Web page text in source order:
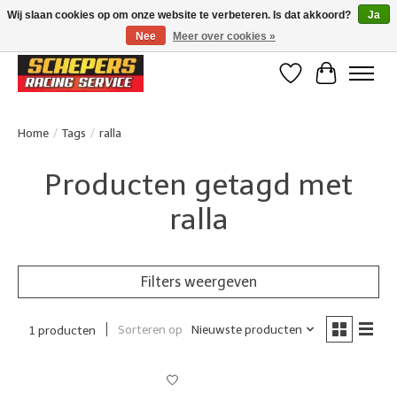
Klanten beoordelen ons met een 4,8/5 op Google reviews
Verlanglijst
Home / Tags / ralla
Producten getagd met
ralla
Filters weergeven
1 producten Sorteren op Nieuwste producten
Wij slaan cookies op om onze website te verbeteren. Is dat akkoord?
Ja
Nee
Meer over cookies »